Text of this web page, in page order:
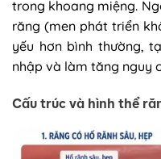
trong khoang miệng.
răng (men phát triển
yếu hơn bình thường,
nhập và làm tăng nguy
Cấu trúc và hình thể